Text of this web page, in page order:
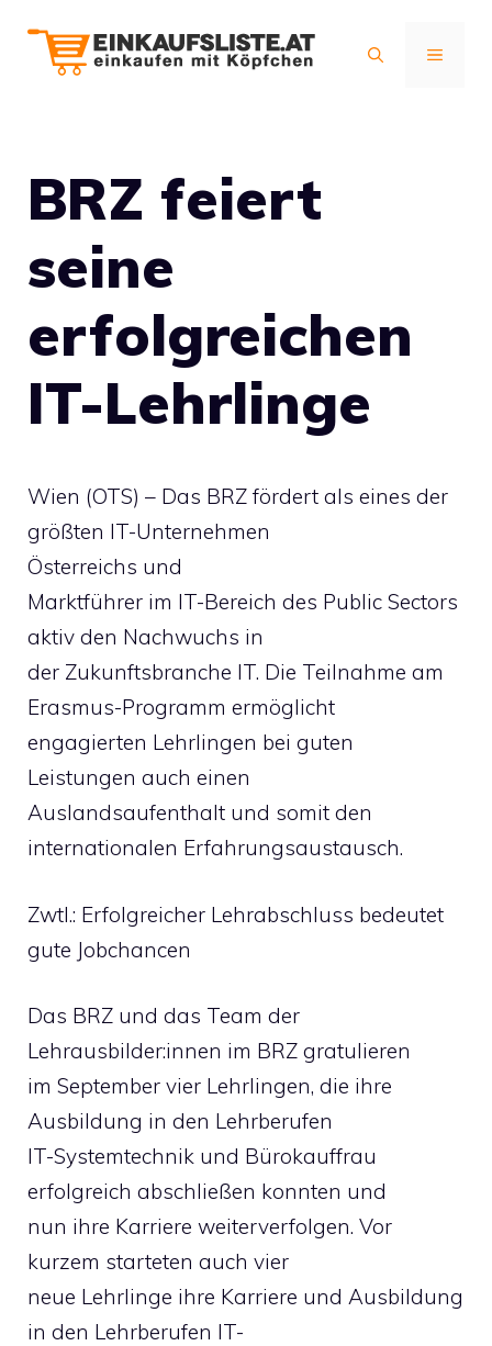
Inhalt
MENÜ
BRZ feiert
seine
erfolgreichen
IT-Lehrlinge
Wien (OTS) – Das BRZ fördert als eines der
größten IT-Unternehmen
Österreichs und
Marktführer im IT-Bereich des Public Sectors
aktiv den Nachwuchs in
der Zukunftsbranche IT. Die Teilnahme am
Erasmus-Programm ermöglicht
engagierten Lehrlingen bei guten
Leistungen auch einen
Auslandsaufenthalt und somit den
internationalen Erfahrungsaustausch.
Zwtl.: Erfolgreicher Lehrabschluss bedeutet
gute Jobchancen
Das BRZ und das Team der
Lehrausbilder:innen im BRZ gratulieren
im September vier Lehrlingen, die ihre
Ausbildung in den Lehrberufen
IT-Systemtechnik und Bürokauffrau
erfolgreich abschließen konnten und
nun ihre Karriere weiterverfolgen. Vor
kurzem starteten auch vier
neue Lehrlinge ihre Karriere und Ausbildung
in den Lehrberufen IT-